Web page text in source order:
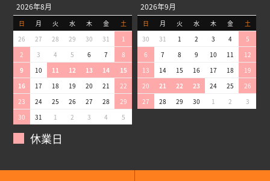
2026年8月
日 月 火 水 木 金
土
26
27 28 29 30 31
1
2
3 4 5 6 7
8
9
10 11 12 13 14
15
16
17 18 19 20 21
22
23
24 25 26 27 28
29
30
31 1 2 3 4 5
2026年9月
日 月 火 水 木 金
土
30
31 1 2 3 4
5
6
7 8 9 10 11
12
13
14 15 16 17 18
19
20
21 22 23 24 25
26
27
28 29 30 1 2 3
休業日